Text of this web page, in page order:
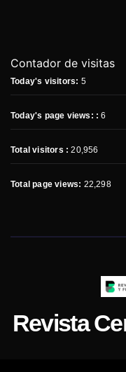
Contador de visitas
Today's visitors: 5
Today's page views: :6
Total visitors :20,956
Total page views: 22,298
Revista